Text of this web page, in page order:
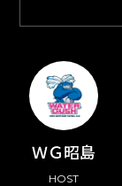
ＷＧ昭島
HOST